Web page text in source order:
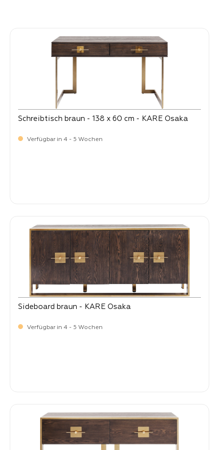
Schreibtisch braun - 138 x 60 cm - KARE Osaka
Verfügbar in 4 - 5 Wochen
Sideboard braun - KARE Osaka
Verfügbar in 4 - 5 Wochen